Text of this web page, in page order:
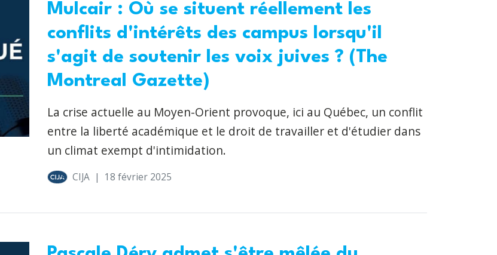
Mulcair : Où se situent réellement les
conflits d'intérêts des campus lorsqu'il
s'agit de soutenir les voix juives ? (The
Montreal Gazette)
La crise actuelle au Moyen-Orient provoque, ici au Québec, un conflit
entre la liberté académique et le droit de travailler et d'étudier dans
un climat exempt d'intimidation.
CIJA | 18 février 2025